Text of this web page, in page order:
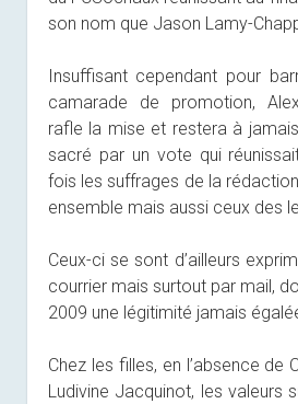
son nom que Jason Lamy-
Insuffisant cependant pour
camarade de promotion,
rafle la mise et restera à
sacré par un vote qui
fois les suffrages de la
ensemble mais aussi ceux des
Ceux-ci se sont d’ailleurs
courrier mais surtout par mail,
2009 une légitimité jamais
Chez les filles, en l’absence de
Ludivine Jacquinot, les valeurs